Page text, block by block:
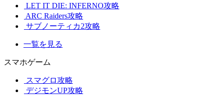
LET IT DIE: INFERNO攻略
ARC Raiders攻略
サブノーティカ2攻略
一覧を見る
スマホゲーム
スマグロ攻略
デジモンUP攻略